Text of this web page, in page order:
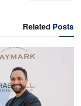
Related Posts